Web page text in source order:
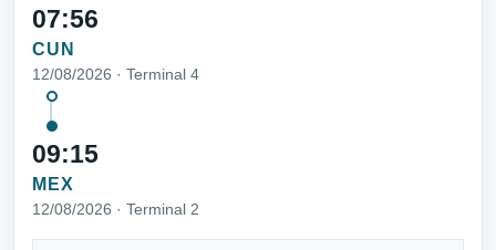
07:56
CUN
12/08/2026 · Terminal 4
09:15
MEX
12/08/2026 · Terminal 2